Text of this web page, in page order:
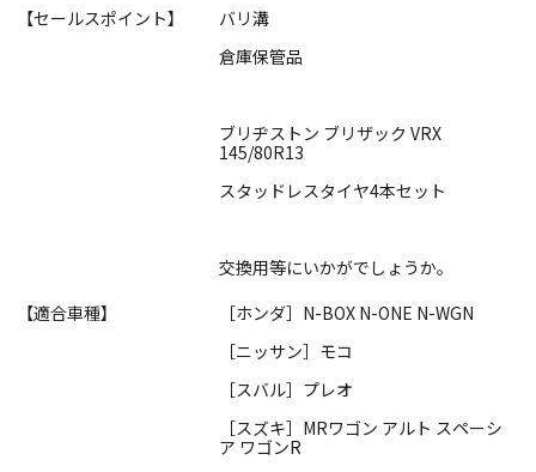
【セールスポイント】
バリ溝
倉庫保管品
ブリヂストン ブリザック VRX
145/80R13
スタッドレスタイヤ4本セット
交換用等にいかがでしょうか。
【適合車種】
［ホンダ］N-BOX N-ONE N-WGN
［ニッサン］モコ
［スバル］プレオ
［スズキ］MRワゴン アルト スペーシ
ア ワゴンR